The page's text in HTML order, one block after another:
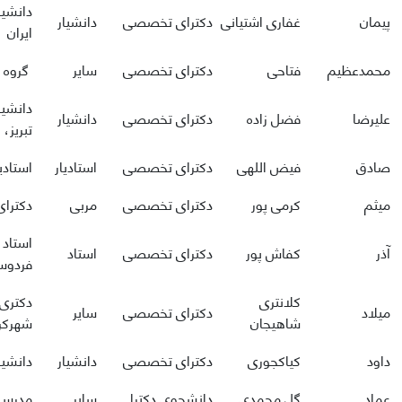
پیمان غفاری اشتیانی دکترای تخصصی دانشیار
ایران
محمدعظیم
فتاحی دکترای تخصصی سایر
علیرضا
فضل زاده دکترای تخصصی دانشیار
صادق
فیض اللهی دکترای تخصصی استادیار
میثم
کرمی پور دکترای تخصصی مربی
آذر
کفاش پور دکترای تخصصی استاد
میلاد
کلانتری
شاهیجان
دکترای تخصصی سایر
داود
کیاکجوری دکترای تخصصی دانشیار